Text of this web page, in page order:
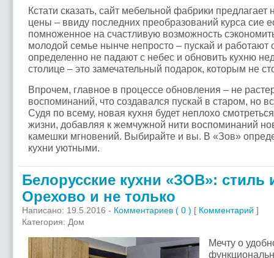
Кстати сказать, сайт мебельной фабрики
цены – ввиду последних преобразований курса сие
помноженное на счастливую возможность
молодой семье нынче непросто – пускай и работают
определенно не падают с небес и обновить кухню
столице – это замечательный подарок, которым не
Впрочем, главное в процессе обновления – не
воспоминаний, что создавался пускай в старом, но
Судя по всему, новая кухня будет неплохо
жизни, добавляя к жемчужной нити воспоминаний
камешки мгновений. Выбирайте и вы. В «Зов»
кухни уютными.
Белорусские кухни «ЗОВ»: стиль
Орехово и не только
Написано: 19.5.2016 - Комментариев ( 0 ) [ Комментарий ]
Категория: Дом
Мечту о